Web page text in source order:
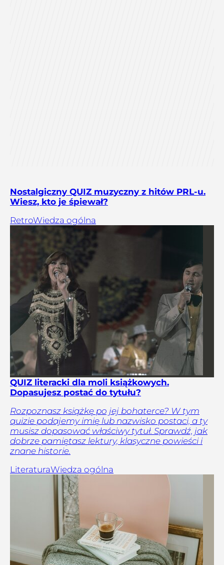
Nostalgiczny QUIZ muzyczny z hitów PRL-u.
Wiesz, kto je śpiewał?
RetroWiedza ogólna
QUIZ literacki dla moli książkowych.
Dopasujesz postać do tytułu?
Rozpoznasz książkę po jej bohaterce? W tym
quizie podajemy imię lub nazwisko postaci, a ty
musisz dopasować właściwy tytuł. Sprawdź, jak
dobrze pamiętasz lektury, klasyczne powieści i
znane historie.
LiteraturaWiedza ogólna